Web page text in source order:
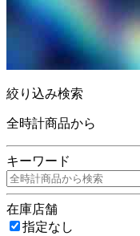
絞り込み検索
全時計商品から
キーワード
在庫店舗
指定なし